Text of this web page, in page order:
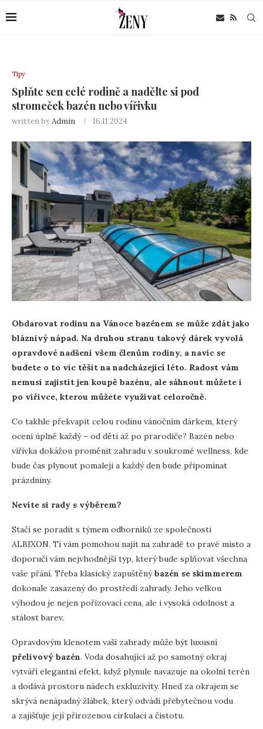
Tipy
Splňte sen celé rodině a nadělte si pod
stromeček bazén nebo vířivku
written byAdmin 16.11.2024
Obdarovat rodinu na Vánoce bazénem se může zdát jako
bláznivý nápad. Na druhou stranu takový dárek vyvolá
opravdové nadšení všem členům rodiny, a navíc se
budete o to víc těšit na nadcházející léto. Radost vám
nemusí zajistit jen koupě bazénu, ale sáhnout můžete i
po vířivce, kterou můžete využívat celoročně.
Co takhle překvapit celou rodinu vánočním dárkem, který
ocení úplně každý – od dětí až po prarodiče? Bazén nebo
vířivka dokážou proměnit zahradu v soukromé wellness, kde
bude čas plynout pomaleji a každý den bude připomínat
prázdniny.
Nevíte si rady s výběrem?
Stačí se poradit s týmem odborníků ze společnosti
ALBIXON. Ti vám pomohou najít na zahradě to pravé místo a
doporučí vám nejvhodnější typ, který bude splňovat všechna
vaše přání. Třeba klasický zapuštěnýbazén se skimmerem
dokonale zasazený do prostředí zahrady. Jeho velkou
výhodou je nejen pořizovací cena, ale i vysoká odolnost a
stálost barev.
Opravdovým klenotem vaší zahrady může být luxusní
přelivový bazén. Voda dosahující až po samotný okraj
vytváří elegantní efekt, když plynule navazuje na okolní terén
a dodává prostoru nádech exkluzivity. Hned za okrajem se
skrývá nenápadný žlábek, který odvádí přebytečnou vodu
a zajišťuje její přirozenou cirkulaci a čistotu.